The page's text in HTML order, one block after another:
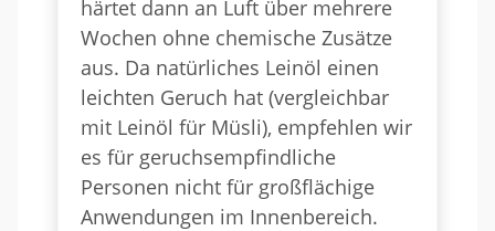
härtet dann an Luft über mehrere
Wochen ohne chemische Zusätze
aus. Da natürliches Leinöl einen
leichten Geruch hat (vergleichbar
mit Leinöl für Müsli), empfehlen wir
es für geruchsempfindliche
Personen nicht für großflächige
Anwendungen im Innenbereich.